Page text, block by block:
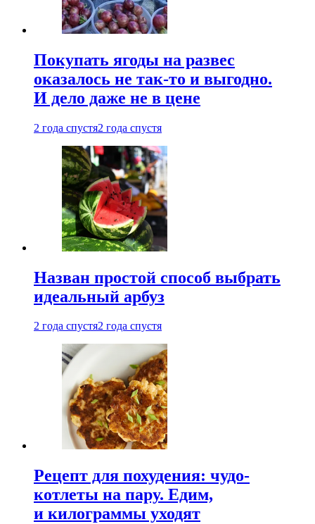
Покупать ягоды на развес
оказалось не так-то и выгодно.
И дело даже не в цене
2 года спустя2 года спустя
Назван простой способ выбрать
идеальный арбуз
2 года спустя2 года спустя
Рецепт для похудения: чудо-
котлеты на пару. Едим,
и килограммы уходят